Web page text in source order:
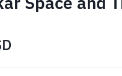
Space and